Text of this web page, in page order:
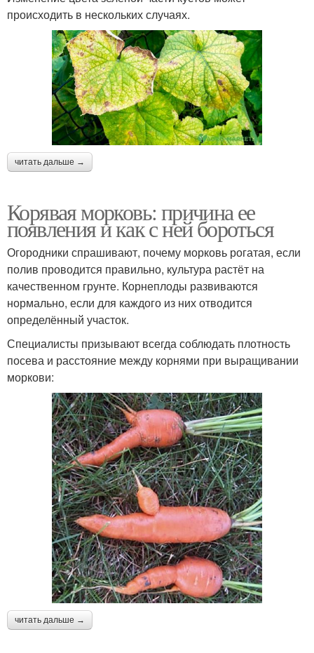
происходить в нескольких случаях.
читать дальше →
Корявая морковь: причина ее
появления и как с ней бороться
Огородники спрашивают, почему морковь рогатая, если
полив проводится правильно, культура растёт на
качественном грунте. Корнеплоды развиваются
нормально, если для каждого из них отводится
определённый участок.
Специалисты призывают всегда соблюдать плотность
посева и расстояние между корнями при выращивании
моркови:
читать дальше →